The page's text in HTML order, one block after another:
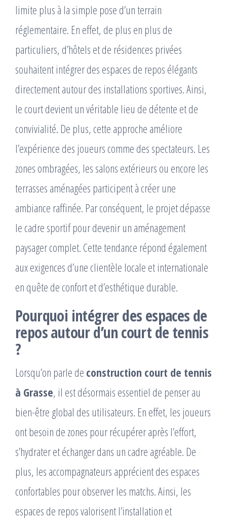
limite plus à la simple pose d’un terrain
réglementaire. En effet, de plus en plus de
particuliers, d’hôtels et de résidences privées
souhaitent intégrer des espaces de repos élégants
directement autour des installations sportives. Ainsi,
le court devient un véritable lieu de détente et de
convivialité. De plus, cette approche améliore
l’expérience des joueurs comme des spectateurs. Les
zones ombragées, les salons extérieurs ou encore les
terrasses aménagées participent à créer une
ambiance raffinée. Par conséquent, le projet dépasse
le cadre sportif pour devenir un aménagement
paysager complet. Cette tendance répond également
aux exigences d’une clientèle locale et internationale
en quête de confort et d’esthétique durable.
Pourquoi intégrer des espaces de
repos autour d’un court de tennis
?
Lorsqu’on parle de construction court de tennis
à Grasse, il est désormais essentiel de penser au
bien-être global des utilisateurs. En effet, les joueurs
ont besoin de zones pour récupérer après l’effort,
s’hydrater et échanger dans un cadre agréable. De
plus, les accompagnateurs apprécient des espaces
confortables pour observer les matchs. Ainsi, les
espaces de repos valorisent l’installation et